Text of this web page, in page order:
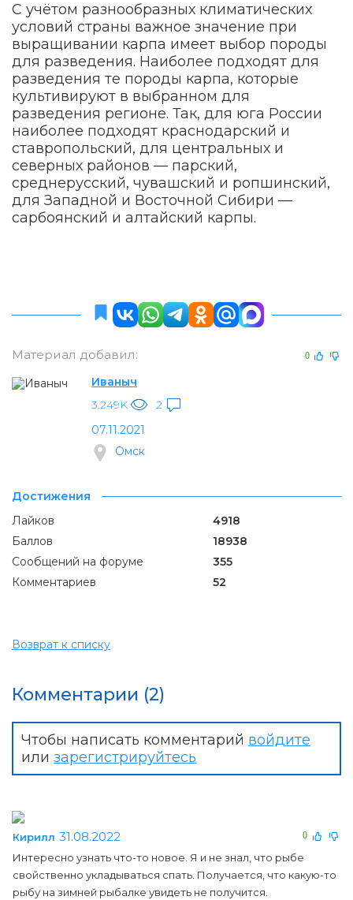
С учётом разнообразных климатических
условий страны важное значение при
выращивании карпа имеет выбор породы
для разведения. Наиболее подходят для
разведения те породы карпа, которые
культивируют в выбранном для
разведения регионе. Так, для юга России
наиболее подходят краснодарский и
ставропольский, для центральных и
северных районов — парский,
среднерусский, чувашский и ропшинский,
для Западной и Восточной Сибири —
сарбоянский и алтайский карпы.
Материал добавил: 0
Иваныч
3.249K
2
07.11.2021
Омск
Достижения
Лайков
4918
Баллов
18938
Сообщений на форуме
355
Комментариев
52
Возврат к списку
Комментарии (2)
Чтобы написать комментарий войдите
или зарегистрируйтесь
0
Кирилл 31.08.2022
Интересно узнать что-то новое. Я и не знал, что рыбе
свойственно укладываться спать. Получается, что какую-то
рыбу на зимней рыбалке увидеть не получится.